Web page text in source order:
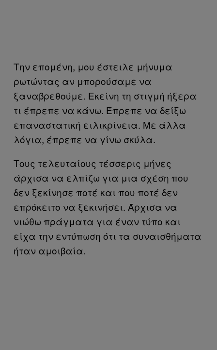
Την επομένη, μου έστειλε μήνυμα
ρωτώντας αν μπορούσαμε να
ξαναβρεθούμε. Εκείνη τη στιγμή ήξερα
τι έπρεπε να κάνω. Έπρεπε να δείξω
επαναστατική ειλικρίνεια. Με άλλα
λόγια, έπρεπε να γίνω σκύλα.
Τους τελευταίους τέσσερις μήνες
άρχισα να ελπίζω για μια σχέση που
δεν ξεκίνησε ποτέ και που ποτέ δεν
επρόκειτο να ξεκινήσει. Άρχισα να
νιώθω πράγματα για έναν τύπο και
είχα την εντύπωση ότι τα συναισθήματα
ήταν αμοιβαία.